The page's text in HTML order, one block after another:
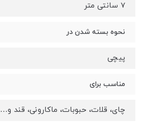
7 سانتی متر
نحوه بسته شدن در
پیچی
مناسب برای
چای، قلات، حبوبات، ماکارونی، قند و…